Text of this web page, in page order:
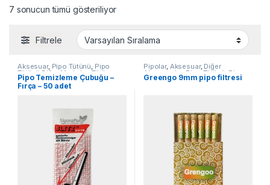
7 sonucun tümü gösteriliyor
Filtrele
Aksesuar, Pipo Tütünü, Pipo
Tütünü Diğer Markalar ,Tütün
Aksesuarları
Pipo Temizleme Çubuğu –
Fırça – 50 adet
Pipolar, Aksesuar, Diğer
Aksesuarlar, Pipo Tütünü, Pipo
Tütünü Diğer Markalar, Tütün
Greengo 9mm pipo filtresi